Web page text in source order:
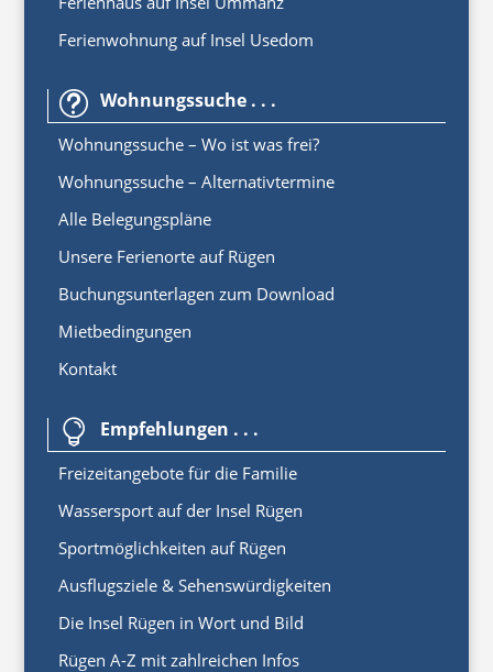
Ferienwohnung auf Insel Usedom
t Wohnungssuche . . .
Wohnungssuche – Wo ist was frei?
Wohnungssuche – Alternativtermine
Alle Belegungspläne
Unsere Ferienorte auf Rügen
Buchungsunterlagen zum Download
Mietbedingungen
Kontakt
 Empfehlungen . . .
Freizeitangebote für die Familie
Wassersport auf der Insel Rügen
Sportmöglichkeiten auf Rügen
Ausflugsziele & Sehenswürdigkeiten
Die Insel Rügen in Wort und Bild
Rügen A-Z mit zahlreichen Infos